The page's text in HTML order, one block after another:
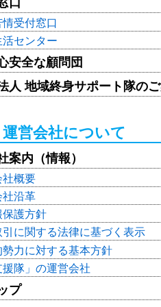
口
受付窓口
センター
安全な顧問団
人 地域終身サポート隊の
運営会社について
案内（情報）
社概要
社沿革
保護方針
引に関する法律に基づく表示
勢力に対する基本方針
援隊」の運営会社
プ